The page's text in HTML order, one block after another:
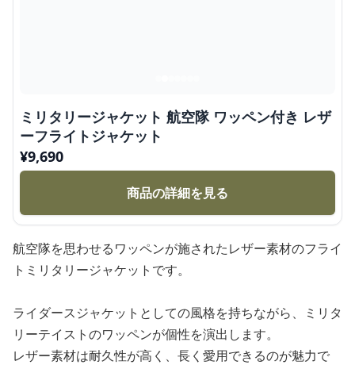
ミリタリージャケット 航空隊 ワッペン付き レザ
ーフライトジャケット
¥9,690
商品の詳細を見る
航空隊を思わせるワッペンが施されたレザー素材のフライ
トミリタリージャケットです。
ライダースジャケットとしての風格を持ちながら、ミリタ
リーテイストのワッペンが個性を演出します。
レザー素材は耐久性が高く、長く愛用できるのが魅力で